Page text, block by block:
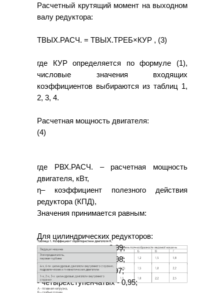
Расчетный крутящий момент на выходном
валу редуктора:
ТВЫХ.РАСЧ. = ТВЫХ.ТРЕБ×КУР , (3)
где КУР определяется по формуле (1),
числовые значения входящих
коэффициентов выбираются из таблиц 1,
2, 3, 4.
Расчетная мощность двигателя:
(4)
где РВХ.РАСЧ. – расчетная мощность
двигателя, кВт,
η– коэффициент полезного действия
редуктора (КПД),
Значения принимается равным:
Для цилиндрических редукторов:
- одноступенчатых - 0,99;
- двухступенчатых - 0,98;
- трехступенчатых - 0,97;
- четырехступенчатых - 0,95;